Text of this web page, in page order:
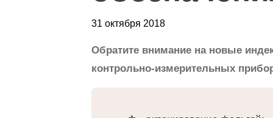
31 октября 2018
Обратите внимание на новые
контрольно-измерительных